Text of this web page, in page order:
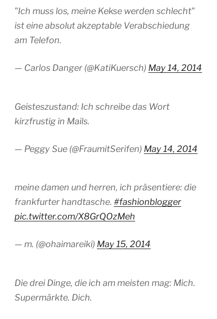
"Ich muss los, meine Kekse werden schlecht"
ist eine absolut akzeptable Verabschiedung
am Telefon.
— Carlos Danger (@KatiKuersch) May 14, 2014
Geisteszustand: Ich schreibe das Wort
kirzfrustig in Mails.
— Peggy Sue (@FraumitSerifen) May 14, 2014
meine damen und herren, ich präsentiere: die
frankfurter handtasche. #fashionblogger
pic.twitter.com/X8GrQOzMeh
— m. (@ohaimareiki) May 15, 2014
Die drei Dinge, die ich am meisten mag: Mich.
Supermärkte. Dich.